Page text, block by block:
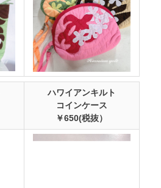
ハワイアンキルト
コインケース
￥650(税抜）